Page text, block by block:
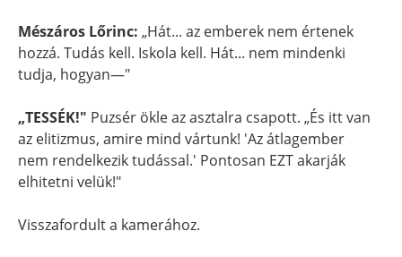
Mészáros Lőrinc: „Hát... az emberek nem értenek
hozzá. Tudás kell. Iskola kell. Hát... nem mindenki
tudja, hogyan—"
„TESSÉK!" Puzsér ökle az asztalra csapott. „És itt van
az elitizmus, amire mind vártunk! 'Az átlagember
nem rendelkezik tudással.' Pontosan EZT akarják
elhitetni velük!"
Visszafordult a kamerához.